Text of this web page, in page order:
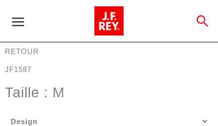
contenu
RETOUR
JF1587
Taille : M
Design